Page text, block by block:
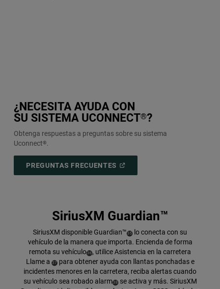
¿NECESITA AYUDA CON
SU SISTEMA UCONNECT®?
Obtenga respuestas a preguntas sobre su sistema
Uconnect®.
PREGUNTAS FRECUENTES OPEN
SiriusXM Guardian™
SiriusXM disponible Guardian™( Disclosure
35)
lo conecta con su
vehículo de la manera que importa. Encienda de forma
remota su vehículo( Disclosure
36), utilice Asistencia en la carretera
Llame a ( Disclosure
37)para obtener ayuda con llantas ponchadas e
incidentes menores en la carretera, reciba alertas cuando
su vehículo sea robadoalarm( Disclosure
38)se activa y más. SiriusXM